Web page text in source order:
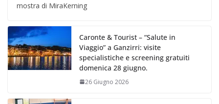
mostra di MiraKerning
Caronte & Tourist – “Salute in
Viaggio” a Ganzirri: visite
specialistiche e screening gratuiti
domenica 28 giugno.
26 Giugno 2026